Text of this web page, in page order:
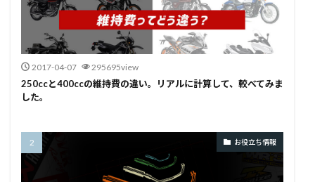
2017-04-07 295695view
250ccと400ccの維持費の違い。リアルに計算して、較べてみま
した。
お役立ち情報